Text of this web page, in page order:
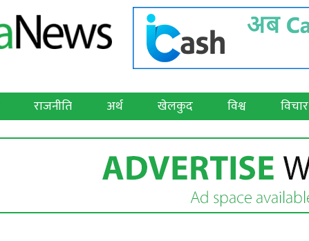
राजनीति अर्थ खेलकुद विश्व विचार